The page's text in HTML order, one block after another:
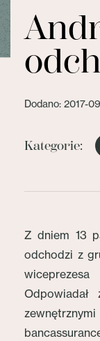
Dodano: 2017-
Kategorie:
Z dniem 13
odchodzi z